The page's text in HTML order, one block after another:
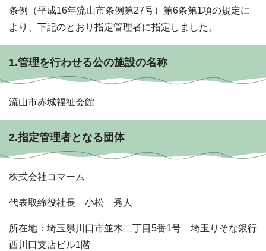
条例（平成16年流山市条例第27号）第6条第1項の規定に
より、下記のとおり指定管理者に指定しました。
1.管理を行わせる公の施設の名称
流山市赤城福祉会館
2.指定管理者となる団体
株式会社コマーム
代表取締役社長 小松 秀人
所在地：埼玉県川口市並木二丁目5番1号 埼玉りそな銀行
西川口支店ビル1階